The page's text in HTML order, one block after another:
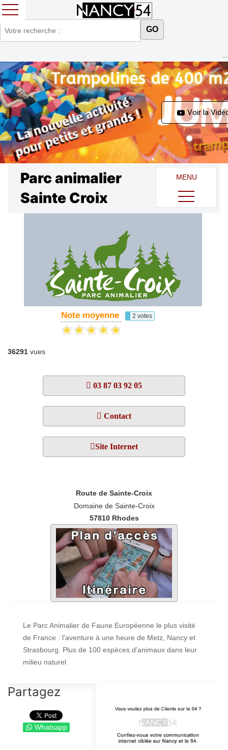
GO
Voir la
Parc animalier
Sainte Croix
Note moyenne 2 votes
36291 vues
03 87 03 92 05
Contact
Site Internet
Route de Sainte-Croix
Domaine de Sainte-Croix
57810 Rhodes
Le Parc Animalier de Faune Européenne le plus visité
de France : l'aventure à une heure de Metz, Nancy et
Strasbourg. Plus de 100 espèces d'animaux dans leur
milieu naturel
Partagez
Whatsapp